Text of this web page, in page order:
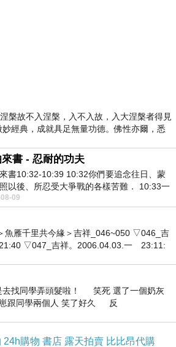
槃故不入涅槃，入不入故，入大涅槃者得見
經典，成就具足無量功德。佛性亦爾，悉
書 - 忍耐的功夫
書10:32-10:39 10:32你們要追念往日、蒙
以後、所忍受大爭戰的各樣苦難． 10:33一
謗、遭患難、成了戲景、叫眾人
09
魚雁千里共今緣＞吉祥_046~050 ▽046_吉
▽047_吉祥。2006.04.03.一 23:11:
去找同學弄頭髮啦！ 笑死 選了一個奶灰
跟同學兩個人 笑了好久 反
24h購物 書店 露天拍賣 比比昂代購